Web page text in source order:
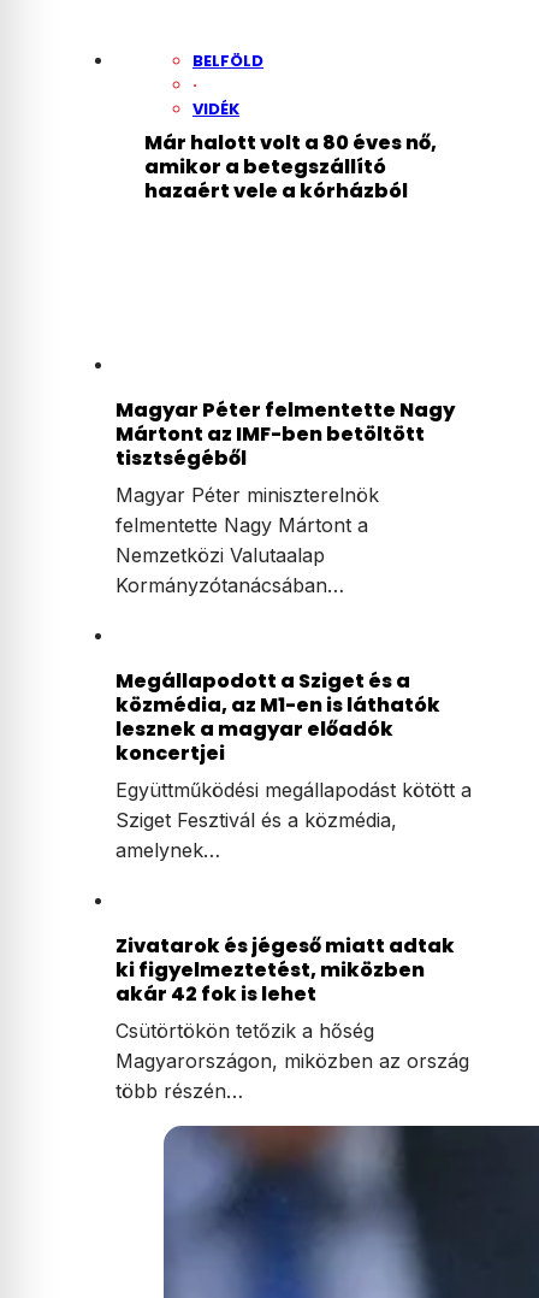
BELFÖLD
·
VIDÉK
Már halott volt a 80 éves nő,
amikor a betegszállító
hazaért vele a kórházból
Magyar Péter felmentette Nagy
Mártont az IMF-ben betöltött
tisztségéből
Magyar Péter miniszterelnök
felmentette Nagy Mártont a
Nemzetközi Valutaalap
Kormányzótanácsában…
Megállapodott a Sziget és a
közmédia, az M1-en is láthatók
lesznek a magyar előadók
koncertjei
Együttműködési megállapodást kötött a
Sziget Fesztivál és a közmédia,
amelynek…
Zivatarok és jégeső miatt adtak
ki figyelmeztetést, miközben
akár 42 fok is lehet
Csütörtökön tetőzik a hőség
Magyarországon, miközben az ország
több részén…